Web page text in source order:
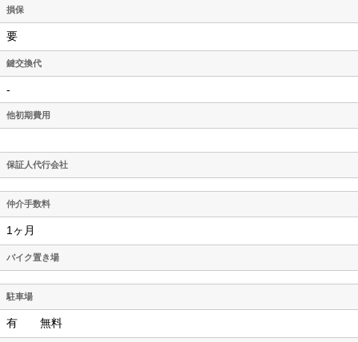
損保
要
鍵交換代
-
他初期費用
保証人代行会社
仲介手数料
1ヶ月
バイク置き場
駐車場
有 無料